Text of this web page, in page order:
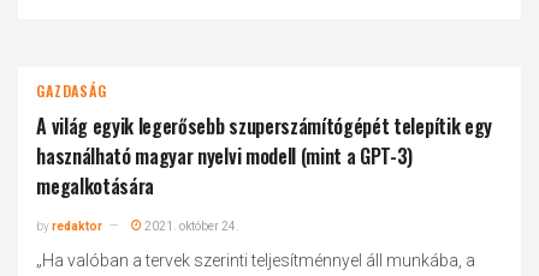
GAZDASÁG
A világ egyik legerősebb szuperszámítógépét telepítik egy
használható magyar nyelvi modell (mint a GPT-3)
megalkotására
byredaktor 2021. október 24.
„Ha valóban a tervek szerinti teljesítménnyel áll munkába, a